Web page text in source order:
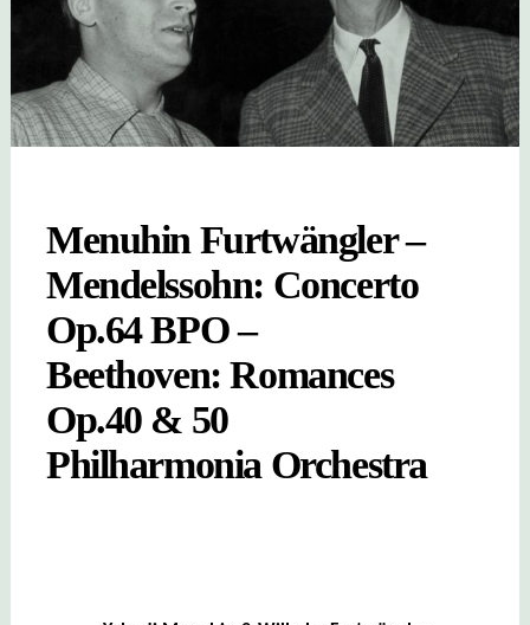
Menuhin Furtwängler –
Mendelssohn: Concerto
Op.64 BPO –
Beethoven: Romances
Op.40 & 50
Philharmonia Orchestra